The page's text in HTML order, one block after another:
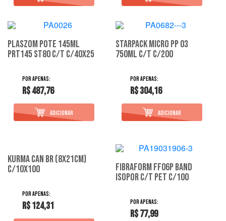
Plaszom Pote 145Ml
Prt145 St80 C/T C/40X25
R$ 487,76
Starpack Micro Pp 03
750Ml C/T C/200
R$ 304,16
Kurma Can Br (8X21Cm)
C/10X100
R$ 124,31
Fibraform Ff06P Band
Isopor C/T Pet C/100
R$ 77,99